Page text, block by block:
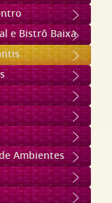
e Bistrô Baixa
Ambientes